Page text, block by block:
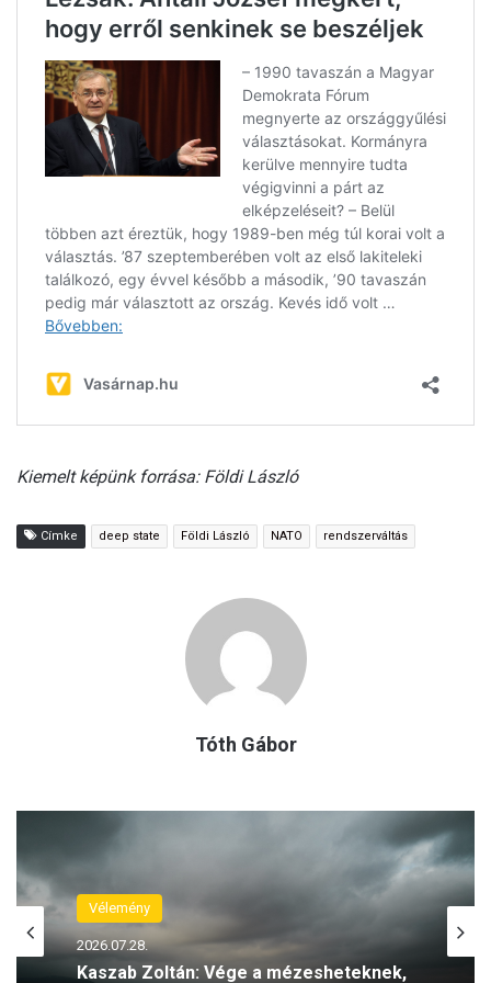
Kiemelt képünk forrása: Földi László
Címke deep state Földi László NATO rendszerváltás
Tóth Gábor
Vélemény
2026.07.25.
Kaszab Zoltán: Kit véd meg az új